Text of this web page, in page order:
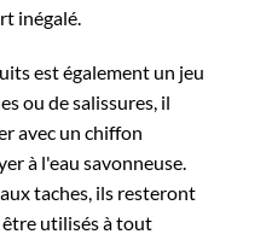
inégalé.
est également un jeu
ou de salissures, il
avec un chiffon
à l'eau savonneuse.
taches, ils resteront
utilisés à tout